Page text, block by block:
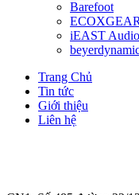
Barefoot
ECOXGEAR
iEAST Audio
Trang Chủ
Tin tức
Giới thiệu
Liên hệ